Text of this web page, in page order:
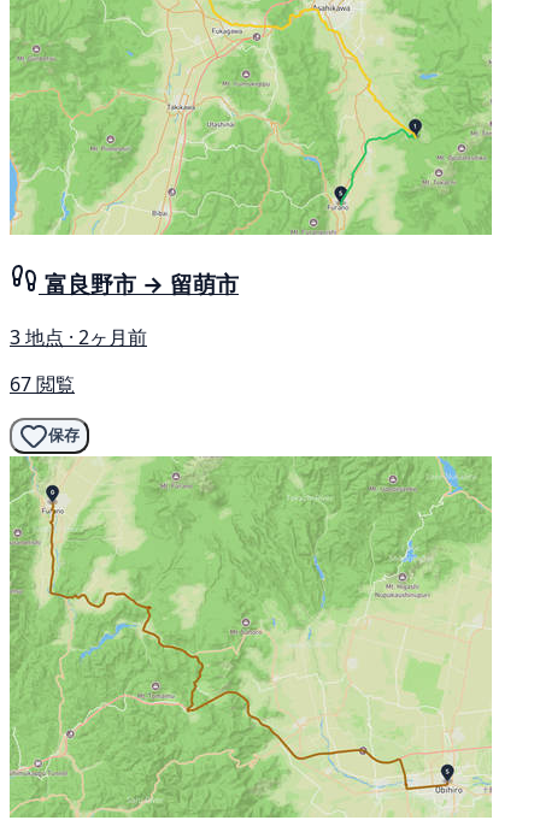
富良野市 → 留萌市
3 地点 · 2ヶ月前
67 閲覧
保存